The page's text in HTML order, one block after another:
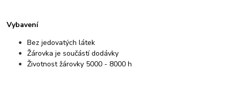
Vybavení
Bez jedovatých látek
Žárovka je součástí dodávky
Životnost žárovky 5000 - 8000 h